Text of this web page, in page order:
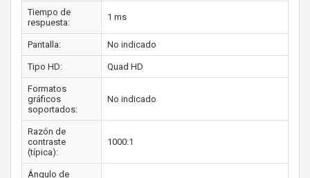
Tiempo de
respuesta:
1 ms
Pantalla: No indicado
Tipo HD: Quad HD
Formatos
gráficos
soportados:
No indicado
Razón de
contraste
(típica):
1000:1
Ángulo de